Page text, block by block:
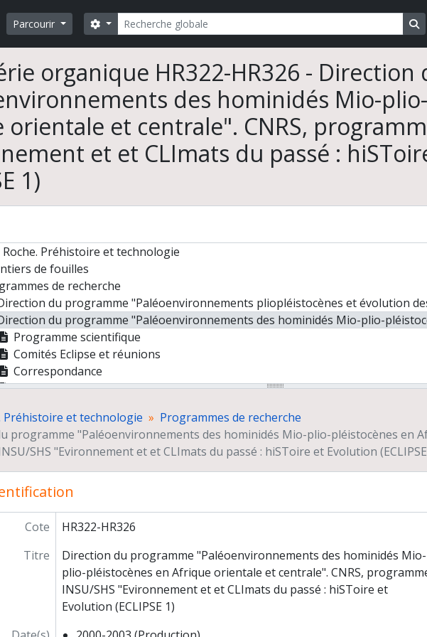
Parcourir Rechercher
Search options
organique HR322-HR326 -
des hominidés Mio-
et centrale". CNRS,
et et CLImats du passé :
1)
Roche. Préhistoire et technologie
de fouilles
de recherche
du programme "Paléoenvironnements pliopléistocènes et évolution des hominidés dans l'Ouest Turkana, Kenya" (CNRS,
du programme "Paléoenvironnements des hominidés Mio-plio-pléistocènes en Afrique orientale et centrale". CNRS, programme INSU/SHS
Programme scientifique
Comités Eclipse et réunions
Correspondance
Colloque Eclipse (Paris, Auditorium du CNRS, 21-22 octobre 2002)
Direction de projets au sein du programme Eclipse II-2004-2007 "Environnement et CLImats du Passé :
au GDR 1546 " Evaluation des habiletés techniques chez les hominidés
de conservation et de valorisation du patrimoine archéologique. Musées nationaux du
de publications
et colloques
et séminaires
de conseil et d'expertise
Préhistoire et technologie
Programmes de recherche
programme "Paléoenvironnements des hominidés Mio-plio-pléistocènes en
SHS "Evironnement et et CLImats du passé : hiSToire et Evolution
Cote
HR322-HR326
Titre
Direction du programme "Paléoenvironnements des hominidés Mio-
plio-pléistocènes en Afrique orientale et centrale". CNRS,
INSU/SHS "Evironnement et et CLImats du passé : hiSToire et
Evolution (ECLIPSE 1)